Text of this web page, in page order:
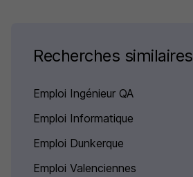
Recherches similaires
Emploi Ingénieur QA
Emploi Informatique
Emploi Dunkerque
Emploi Valenciennes